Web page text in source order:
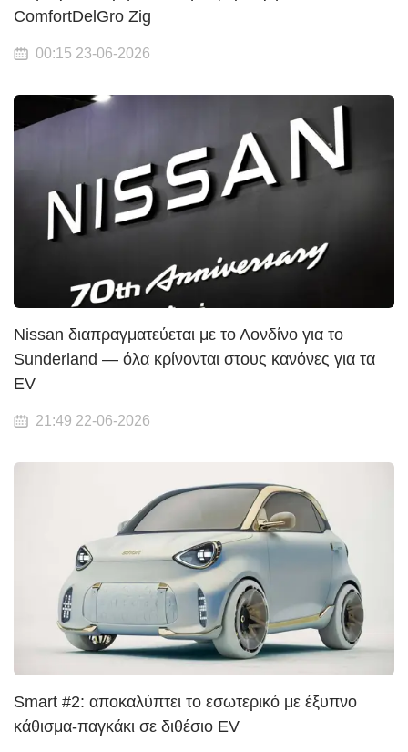
ComfortDelGro Zig
00:15 23-06-2026
Nissan διαπραγματεύεται με το Λονδίνο για το
Sunderland — όλα κρίνονται στους κανόνες για τα
EV
21:49 22-06-2026
Smart #2: αποκαλύπτει το εσωτερικό με έξυπνο
κάθισμα-παγκάκι σε διθέσιο EV